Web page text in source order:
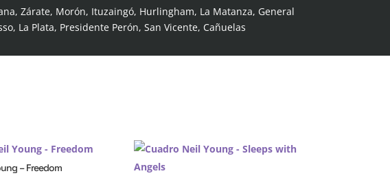
Zárate, Morón, Ituzaingó, Hurlingham, La Matanza, General
La Plata, Presidente Perón, San Vicente, Cañuelas
– Freedom